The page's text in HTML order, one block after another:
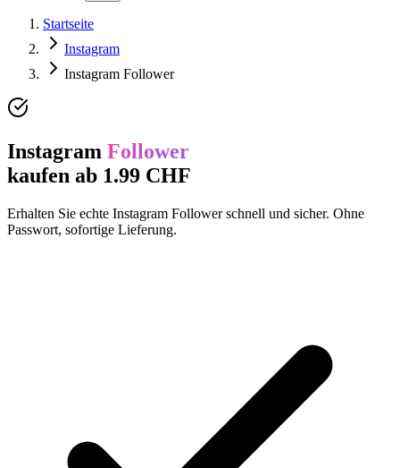
Startseite
Instagram
Instagram Follower
Instagram Follower
kaufen ab 1.99 CHF
Erhalten Sie echte Instagram Follower schnell und sicher. Ohne
Passwort, sofortige Lieferung.